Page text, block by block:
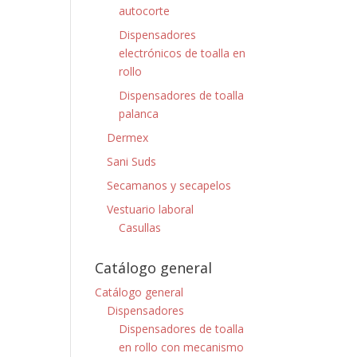
autocorte
Dispensadores
electrónicos de toalla en
rollo
Dispensadores de toalla
palanca
Dermex
Sani Suds
Secamanos y secapelos
Vestuario laboral
Casullas
Catálogo general
Catálogo general
Dispensadores
Dispensadores de toalla
en rollo con mecanismo